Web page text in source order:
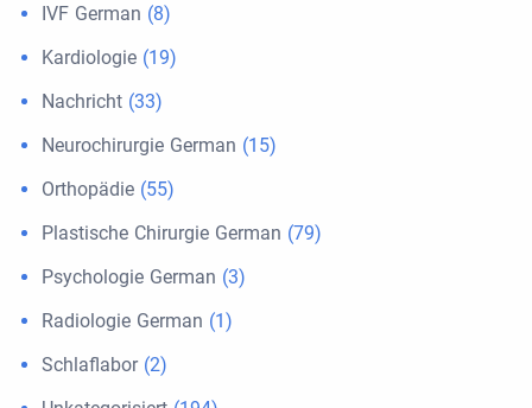
IVF German (8)
Kardiologie (19)
Nachricht (33)
Neurochirurgie German (15)
Orthopädie (55)
Plastische Chirurgie German (79)
Psychologie German (3)
Radiologie German (1)
Schlaflabor(2)